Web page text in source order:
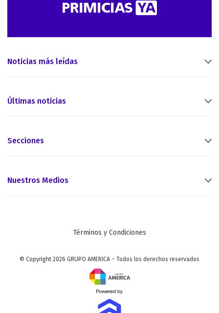
Noticias más leídas
Últimas noticias
Secciones
Nuestros Medios
Términos y Condiciones
© Copyright 2026 GRUPO AMERICA – Todos los derechos reservados